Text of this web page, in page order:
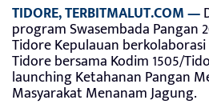
TIDORE, TERBITMALUT.COM —
program Swasembada Pangan
Tidore Kepulauan
Tidore bersama Kodim 1505/
launching Ketahanan Pangan
Masyarakat Menanam Jagung.